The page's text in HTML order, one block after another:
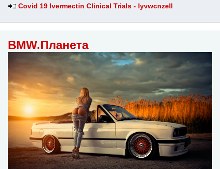
Covid 19 Ivermectin Clinical Trials - lyvwcnzell
BMW.Планета